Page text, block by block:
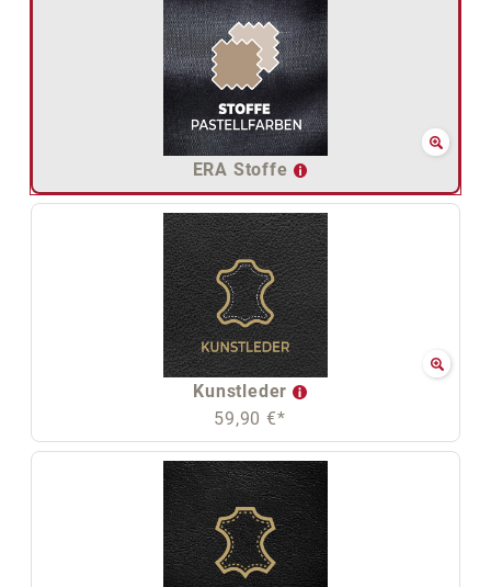
ERA Stoffe
Kunstleder
59,90 €*